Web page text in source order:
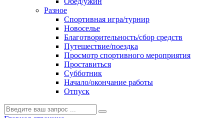
Разное
Спортивная игра/турнир
Новоселье
Благотворительность/сбор средств
Путешествие/поездка
Просмотр спортивного мероприятия
Проставиться
Субботник
Начало/окончание работы
Отпуск